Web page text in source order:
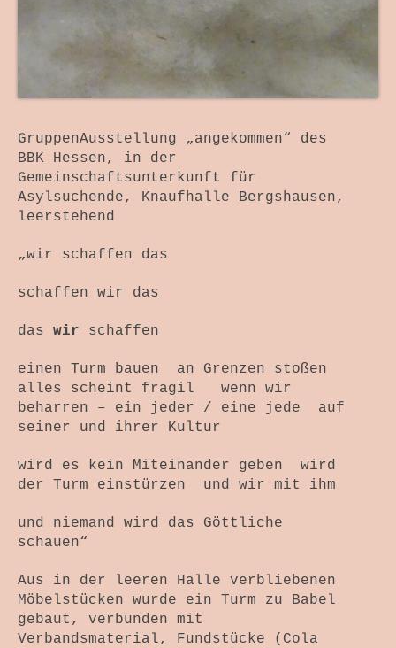
GruppenAusstellung „angekommen“ des
BBK Hessen, in der
Gemeinschaftsunterkunft für
Asylsuchende, Knaufhalle Bergshausen,
leerstehend
„wir schaffen das
schaffen wir das
das wir schaffen
einen Turm bauen an Grenzen stoßen
alles scheint fragil wenn wir
beharren – ein jeder / eine jede auf
seiner und ihrer Kultur
wird es kein Miteinander geben wird
der Turm einstürzen und wir mit ihm
und niemand wird das Göttliche
schauen“
Aus in der leeren Halle verbliebenen
Möbelstücken wurde ein Turm zu Babel
gebaut, verbunden mit
Verbandsmaterial, Fundstücke (Cola